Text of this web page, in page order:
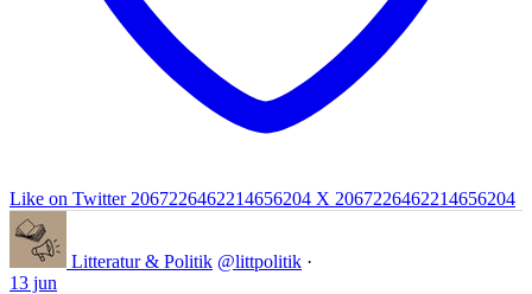
Like on Twitter 2067226462214656204 X 2067226462214656204
Litteratur & Politik @littpolitik ·
13 jun